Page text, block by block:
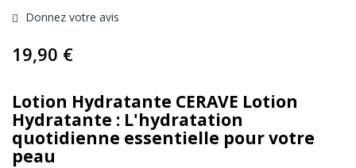
Donnez votre avis
19,90 €
Lotion Hydratante CERAVE Lotion
Hydratante : L'hydratation
quotidienne essentielle pour votre
peau